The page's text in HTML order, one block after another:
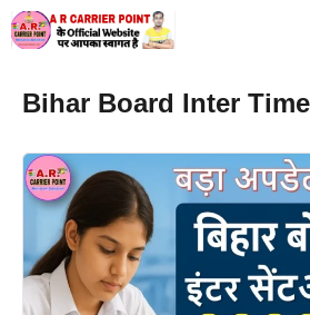
Skip
to
Bihar Board Inter